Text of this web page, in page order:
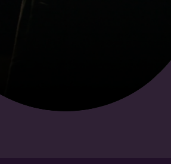
Eerste trompet